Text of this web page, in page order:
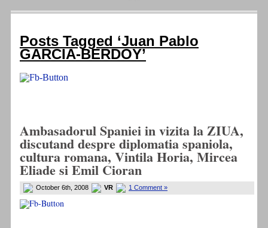
Posts Tagged ‘Juan Pablo
GARCIA-BERDOY’
Ambasadorul Spaniei in vizita la ZIUA,
discutand despre diplomatia spaniola,
cultura romana, Vintila Horia, Mircea
Eliade si Emil Cioran
October 6th, 2008 VR 1 Comment »